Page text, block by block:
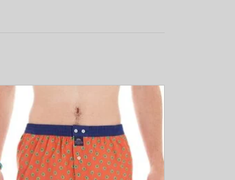
Bloemenprint op een oranje achtergrond.
De tailleband is blauw.
TOEVOEGEN AAN WINKELWAGEN